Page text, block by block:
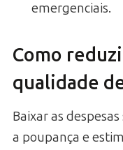
emergenciais.
Como
qualidade
Baixar as
a poupança e